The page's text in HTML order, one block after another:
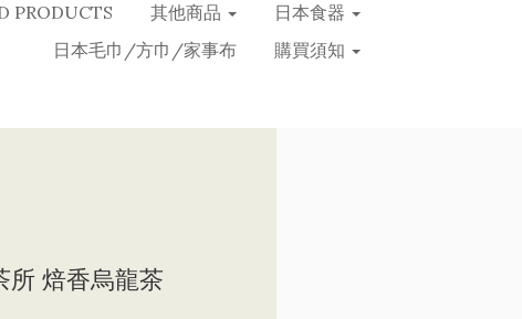
PRODUCTS 其他商品
日本食器
日本毛巾/方巾/家事布
購買須知
所 焙香烏龍茶